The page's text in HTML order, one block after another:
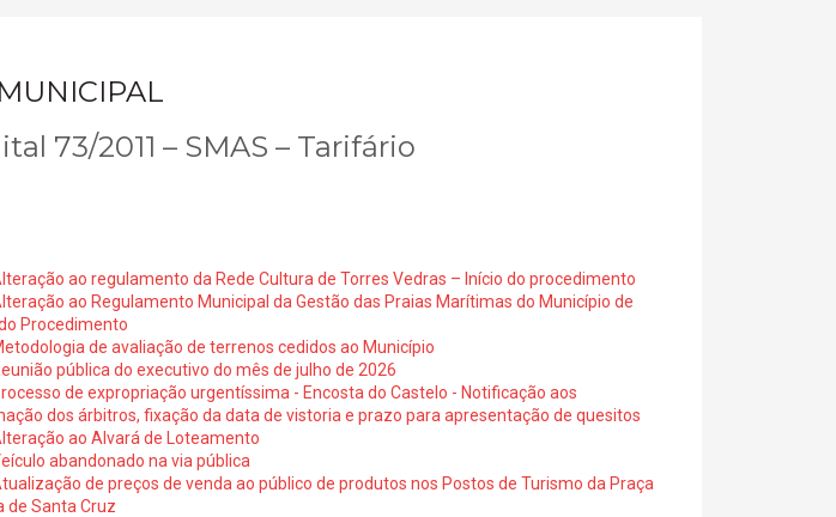
73/2011 – SMAS – Tarifário
ao regulamento da Rede Cultura de Torres Vedras – Início do procedimento
ao Regulamento Municipal da Gestão das Praias Marítimas do Município de
Procedimento
de avaliação de terrenos cedidos ao Município
pública do executivo do mês de julho de 2026
de expropriação urgentíssima - Encosta do Castelo - Notificação aos
dos árbitros, fixação da data de vistoria e prazo para apresentação de quesitos
ao Alvará de Loteamento
abandonado na via pública
de preços de venda ao público de produtos nos Postos de Turismo da Praça
de Santa Cruz